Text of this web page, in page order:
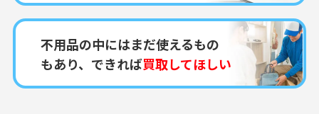
不用品の中にはまだ使えるもの
もあり、できれば買取してほしい